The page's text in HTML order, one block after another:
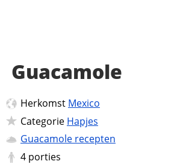
Guacamole
Herkomst Mexico
Categorie Hapjes
Guacamole recepten
4 porties